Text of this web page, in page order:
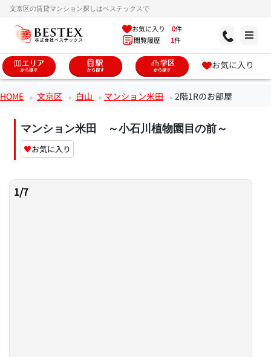
文京区の賃貸マンション探しはベステックスで
お気に入り 0件
閲覧履歴 1件
お気に入り
HOME 文京区 白山 マンション米田 2階1Rのお部屋
マンション米田 ～小石川植物園目の前～
♥お気に入り
1/7